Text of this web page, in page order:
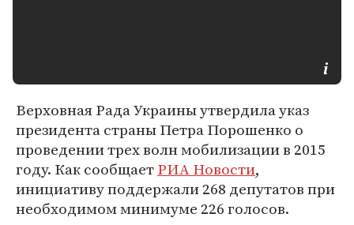
Верховная Рада Украины утвердила указ
президента страны Петра Порошенко о
проведении трех волн мобилизации в 2015
году. Как сообщаетРИА Новости,
инициативу поддержали 268 депутатов при
необходимом минимуме 226 голосов.